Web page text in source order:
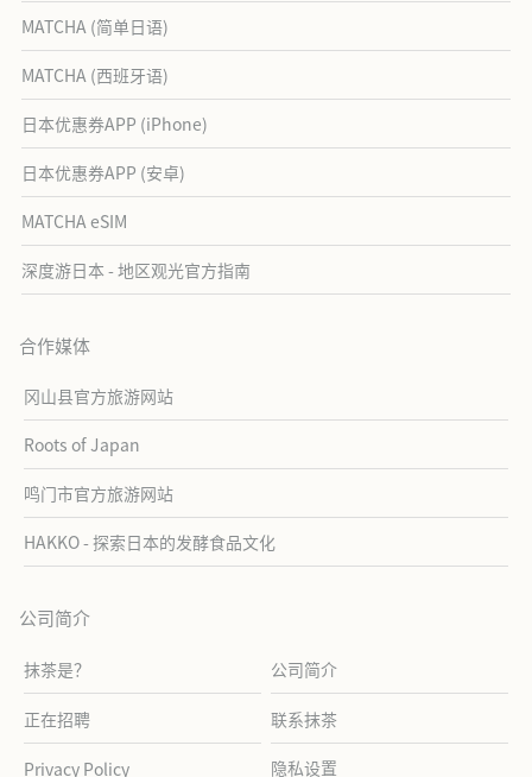
MATCHA (简单日语)
MATCHA (西班牙语)
日本优惠券APP (iPhone)
日本优惠券APP (安卓)
MATCHA eSIM
深度游日本 - 地区观光官方指南
合作媒体
冈山县官方旅游网站
Roots of Japan
鸣门市官方旅游网站
HAKKO - 探索日本的发酵食品文化
公司简介
抹茶是？ 公司简介
正在招聘 联系抹茶
Privacy Policy 隐私设置